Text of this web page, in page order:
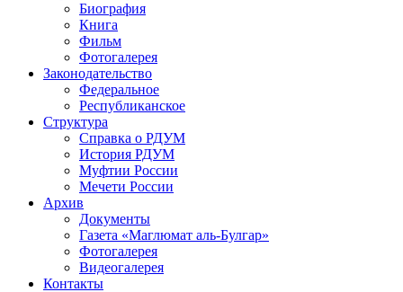
Биография
Книга
Фильм
Фотогалерея
Законодательство
Федеральное
Республиканское
Структура
Справка о РДУМ
История РДУМ
Муфтии России
Мечети России
Архив
Документы
Газета «Маглюмат аль-Булгар»
Фотогалерея
Видеогалерея
Контакты